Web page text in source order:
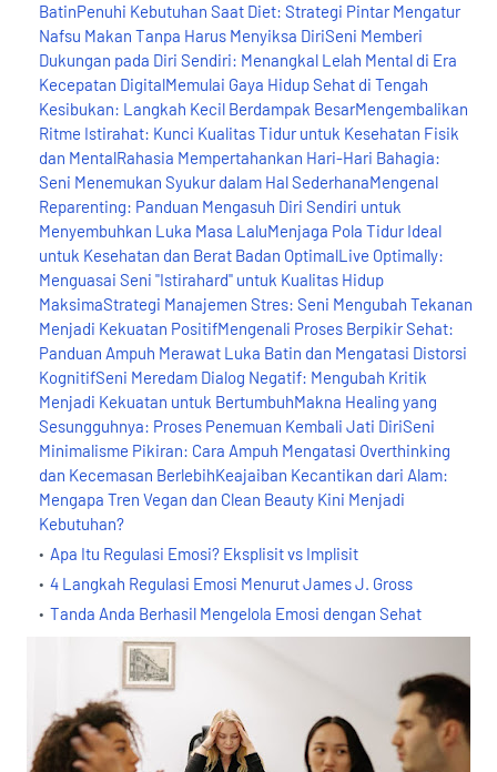
BatinPenuhi Kebutuhan Saat Diet: Strategi Pintar Mengatur
Nafsu Makan Tanpa Harus Menyiksa DiriSeni Memberi
Dukungan pada Diri Sendiri: Menangkal Lelah Mental di Era
Kecepatan DigitalMemulai Gaya Hidup Sehat di Tengah
Kesibukan: Langkah Kecil Berdampak BesarMengembalikan
Ritme Istirahat: Kunci Kualitas Tidur untuk Kesehatan Fisik
dan MentalRahasia Mempertahankan Hari-Hari Bahagia:
Seni Menemukan Syukur dalam Hal SederhanaMengenal
Reparenting: Panduan Mengasuh Diri Sendiri untuk
Menyembuhkan Luka Masa LaluMenjaga Pola Tidur Ideal
untuk Kesehatan dan Berat Badan OptimalLive Optimally:
Menguasai Seni "Istirahard" untuk Kualitas Hidup
MaksimaStrategi Manajemen Stres: Seni Mengubah Tekanan
Menjadi Kekuatan PositifMengenali Proses Berpikir Sehat:
Panduan Ampuh Merawat Luka Batin dan Mengatasi Distorsi
KognitifSeni Meredam Dialog Negatif: Mengubah Kritik
Menjadi Kekuatan untuk BertumbuhMakna Healing yang
Sesungguhnya: Proses Penemuan Kembali Jati DiriSeni
Minimalisme Pikiran: Cara Ampuh Mengatasi Overthinking
dan Kecemasan BerlebihKeajaiban Kecantikan dari Alam:
Mengapa Tren Vegan dan Clean Beauty Kini Menjadi
Kebutuhan?
Apa Itu Regulasi Emosi? Eksplisit vs Implisit
4 Langkah Regulasi Emosi Menurut James J. Gross
Tanda Anda Berhasil Mengelola Emosi dengan Sehat